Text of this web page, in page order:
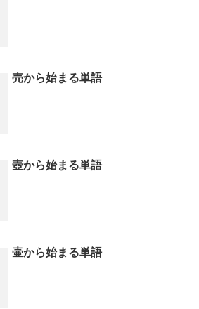
売から始まる単語
壺から始まる単語
壷から始まる単語